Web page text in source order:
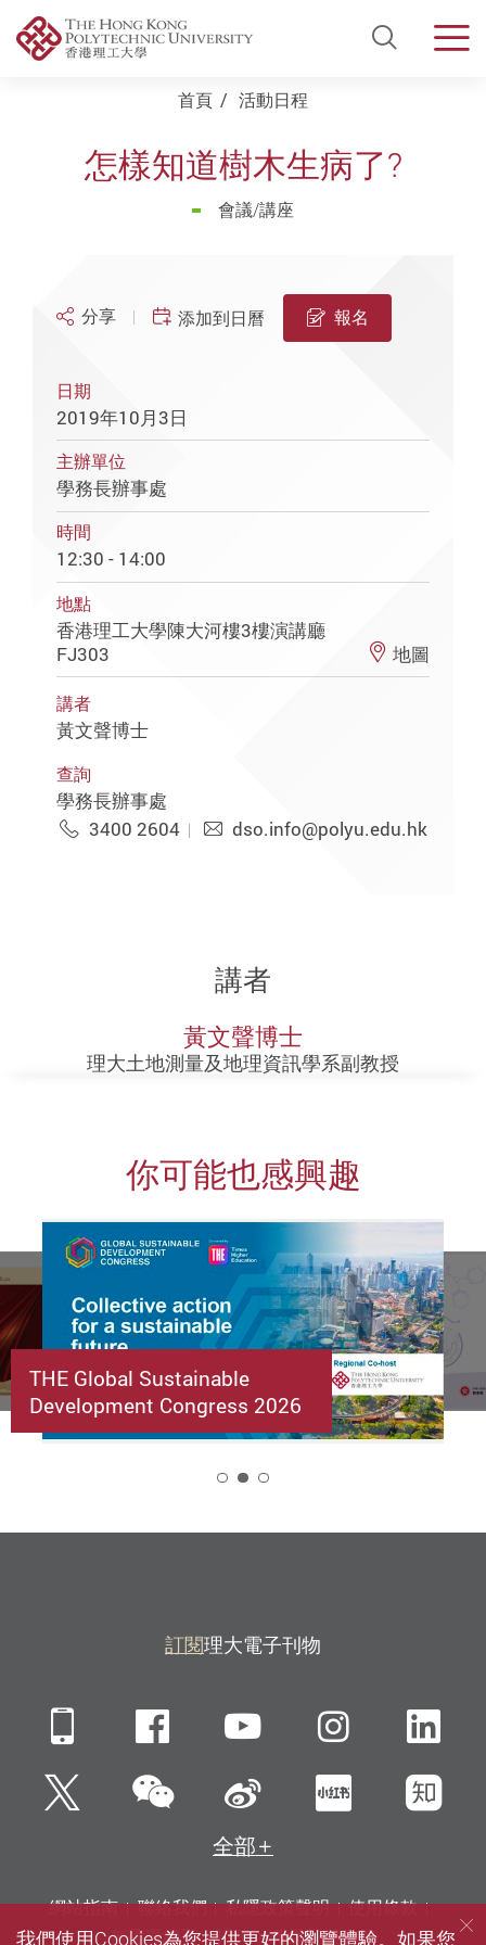
Open
首頁 活動日程
怎樣知道樹木生病了?
會議/講座
分享 添加到日曆 報名
日期
2019年10月3日
主辦單位
學務長辦事處
時間
12:30 - 14:00
地點
香港理工大學陳大河樓3樓演講廳
FJ303
地圖
講者
黃文聲博士
查詢
學務長辦事處
3400 2604
dso.info@polyu.edu.hk
講者
黃文聲博士
理大土地測量及地理資訊學系副教授
你可能也感興趣
THE Global Sustainable
Development Congress 2026
訂閱理大電子刊物
Mobile FacebookYouTube
Twitter微信 新浪微博小紅書知
全部
網站指南 聯絡我們 私隱政策聲明
使用條款
無障礙網頁
招聘 傳媒 圖書館
我們使用Cookies為您提供更好的瀏覽體驗。如果您